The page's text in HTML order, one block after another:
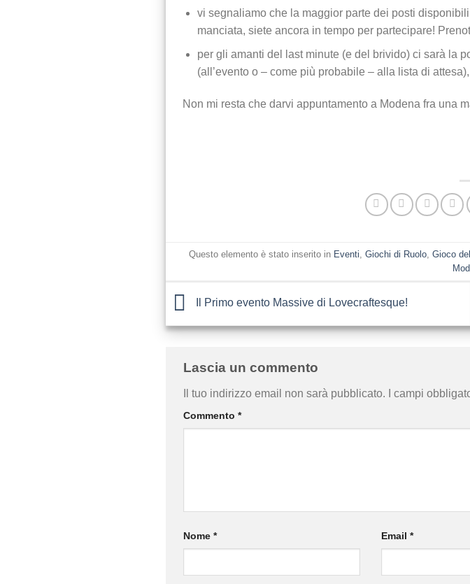
vi segnaliamo che la maggior parte dei posti
manciata, siete ancora in tempo per partecipare!
per gli amanti del last minute (e del brivido) ci sarà la
(all’evento o – come più probabile – alla lista di
Non mi resta che darvi appuntamento a Modena fra una
Questo elemento è stato inserito in Eventi Giochi di Ruolo Gioco
Il Primo evento Massive di Lovecraftesque!
Lascia un commento
Il tuo indirizzo email non sarà pubblicato. I campi
Commento *
Nome * Email*